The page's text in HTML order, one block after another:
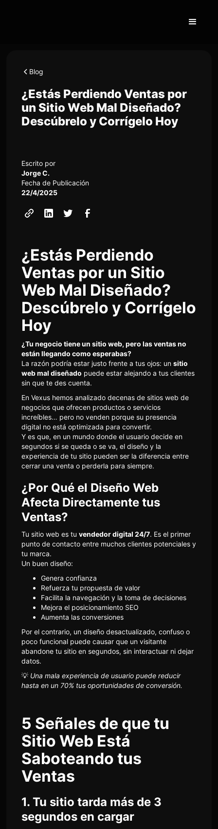
Blog
¿Estás Perdiendo Ventas por
un Sitio Web Mal Diseñado?
Descúbrelo y Corrígelo Hoy
Escrito por
Jorge C.
Fecha de Publicación
22/4/2025
¿Estás Perdiendo
Ventas por un Sitio
Web Mal Diseñado?
Descúbrelo y Corrígelo
Hoy
¿Tu negocio tiene un sitio web, pero las ventas no
están llegando como esperabas?
La razón podría estar justo frente a tus ojos: un sitio
web mal diseñado puede estar alejando a tus clientes
sin que te des cuenta.
En Vexus hemos analizado decenas de sitios web de
negocios que ofrecen productos o servicios
increíbles… pero no venden porque su presencia
digital no está optimizada para convertir.
Y es que, en un mundo donde el usuario decide en
segundos si se queda o se va, el diseño y la
experiencia de tu sitio pueden ser la diferencia entre
cerrar una venta o perderla para siempre.
¿Por Qué el Diseño Web
Afecta Directamente tus
Ventas?
Tu sitio web es tu vendedor digital 24/7. Es el primer
punto de contacto entre muchos clientes potenciales y
tu marca.
Un buen diseño:
Genera confianza
Refuerza tu propuesta de valor
Facilita la navegación y la toma de decisiones
Mejora el posicionamiento SEO
Aumenta las conversiones
Por el contrario, un diseño desactualizado, confuso o
poco funcional puede causar que un visitante
abandone tu sitio en segundos, sin interactuar ni dejar
datos.
💡 Una mala experiencia de usuario puede reducir
hasta en un 70% tus oportunidades de conversión.
5 Señales de que tu
Sitio Web Está
Saboteando tus
Ventas
1. Tu sitio tarda más de 3
segundos en cargar